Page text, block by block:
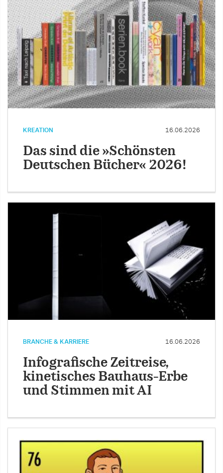
KREATION 16.06.2026
Das sind die »Schönsten
Deutschen Bücher« 2026!
BRANCHE & KARRIERE 16.06.2026
Infografische Zeitreise,
kinetisches Bauhaus-Erbe
und Stimmen mit AI